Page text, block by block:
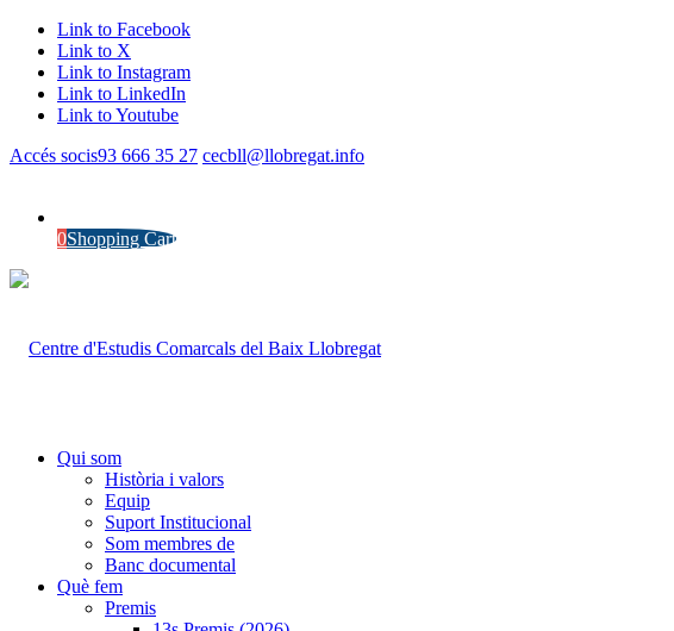
Link to Facebook
Link to X
Link to Instagram
Link to LinkedIn
Link to Youtube
Accés socis93 666 35 27 cecbll@llobregat.info
0Shopping Cart
Qui som
Història i valors
Equip
Suport Institucional
Som membres de
Banc documental
Què fem
Premis